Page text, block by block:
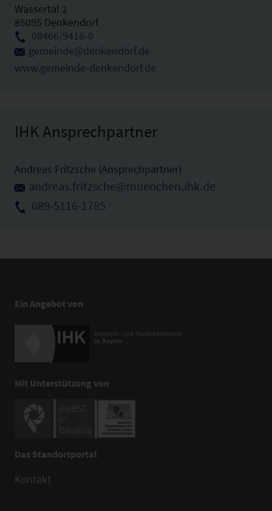
Wassertal 2
85095 Denkendorf
08466/9416-0
gemeinde@denkendorf.de
www.gemeinde-denkendorf.de
IHK Ansprechpartner
Andreas Fritzsche (Ansprechpartner)
andreas.fritzsche@muenchen.ihk.de
089-5116-1785
Ein Angebot von
Mit Unterstützung von
Das Standortportal
Kontakt